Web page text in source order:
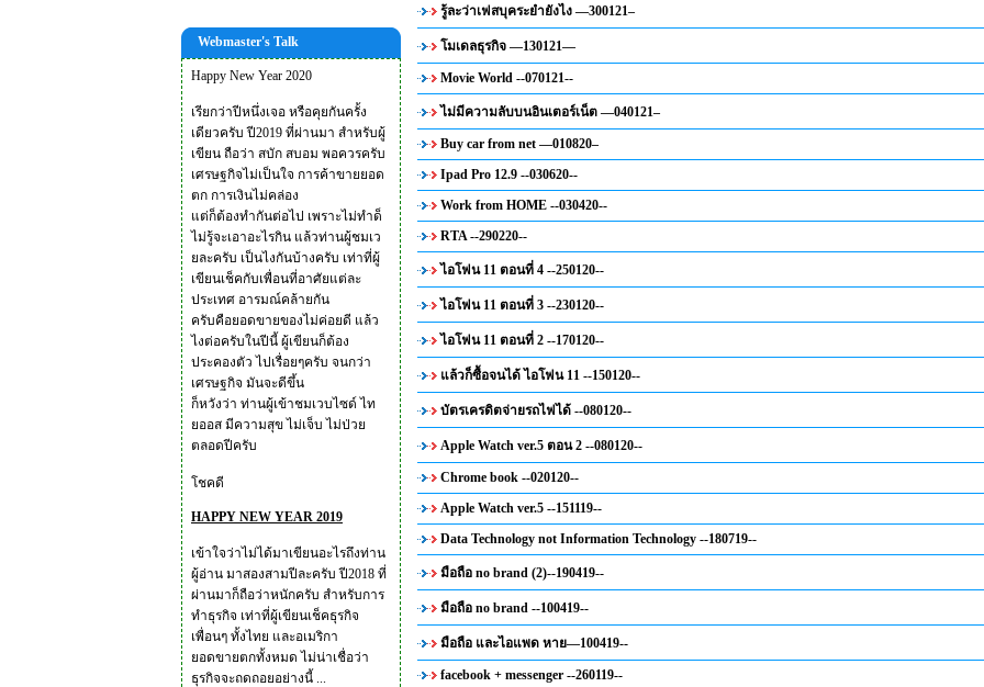
Webmaster's Talk
Happy New Year 2020
เรียกว่าปีหนึ่งเจอ หรือคุยกันครั้ง
เดียวครับ ปี2019 ที่ผ่านมา สำหรับผู้
เขียน ถือว่า สบัก สบอม พอควรครับ
เศรษฐกิจไม่เป็นใจ การค้าขายยอด
ตก การเงินไม่คล่อง
แต่ก็ต้องทำกันต่อไป เพราะไม่ทำด็
ไม่รู้จะเอาอะไรกิน แล้วท่านผู้ชมเว
ยละครับ เป็นไงกันบ้างครับ เท่าที่ผู้
เขียนเช็คกับเพื่อนที่อาศัยแต่ละ
ประเทศ อารมณ์คล้ายกัน
ครับคือยอดขายของไม่ค่อยดี แล้ว
ไงต่อครับในปีนี้ ผู้เขียนก็ต้อง
ประคองตัว ไปเรื่อยๆครับ จนกว่า
เศรษฐกิจ มันจะดีขึ้น
ก็หวังว่า ท่านผู้เข้าชมเวบไซด์ ไท
ยออส มีความสุข ไม่เจ็บ ไม่ป่วย
ตลอดปีครับ
โชคดี
HAPPY NEW YEAR 2019
เข้าใจว่าไม่ได้มาเขียนอะไรถึงท่าน
ผู้อ่าน มาสองสามปีละครับ ปี2018 ที่
ผ่านมาก็ถือว่าหนักครับ สำหรับการ
ทำธุรกิจ เท่าที่ผู้เขียนเช็คธุรกิจ
เพื่อนๆ ทั้งไทย และอเมริกา
ยอดขายตกทั้งหมด ไม่น่าเชื่อว่า
ธุรกิจจะถดถอยอย่างนี้ ...
รู้ละว่าเฟสบุคระยำยังไง —300121–
โมเดลธุรกิจ —130121—
Movie World --070121--
ไม่มีความลับบนอินเตอร์เน็ต —040121–
Buy car from net —010820–
Ipad Pro 12.9 --030620--
Work from HOME --030420--
RTA --290220--
ไอโฟน 11 ตอนที่ 4 --250120--
ไอโฟน 11 ตอนที่ 3 --230120--
ไอโฟน 11 ตอนที่ 2 --170120--
แล้วก็ซื้อจนได้ ไอโฟน 11 --150120--
บัตรเครดิตจ่ายรถไฟได้ --080120--
Apple Watch ver.5 ตอน 2 --080120--
Chrome book --020120--
Apple Watch ver.5 --151119--
Data Technology not Information Technology --180719--
มือถือ no brand (2)--190419--
มือถือ no brand --100419--
มือถือ และไอแพด หาย—100419--
facebook + messenger --260119--